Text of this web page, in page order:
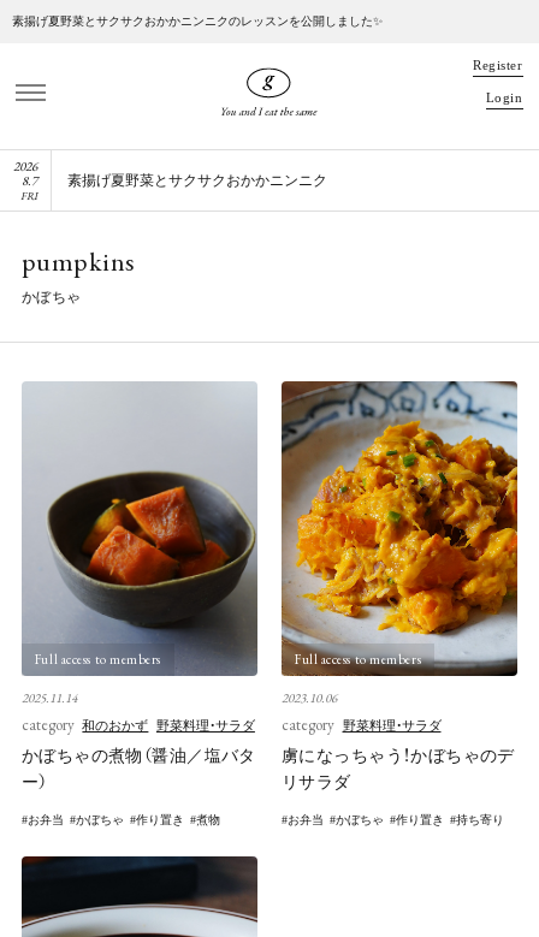
素揚げ夏野菜とサクサクおかかニンニクのレッスンを公開しました✨
Register
Login
2026
8. 7
FRI
素揚げ夏野菜とサクサクおかかニンニク
pumpkins
かぼちゃ
Full access to members
2025.11.14
category 和のおかず 野菜料理・サラダ
かぼちゃの煮物（醤油／塩バタ
ー）
お弁当 かぼちゃ 作り置き 煮物
Full access to members
2023.10.06
category 野菜料理・サラダ
虜になっちゃう！かぼちゃのデ
リサラダ
お弁当 かぼちゃ 作り置き 持ち寄り